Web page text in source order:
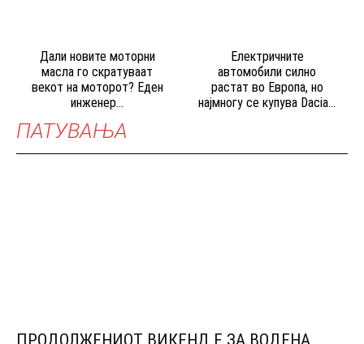
Дали новите моторни
масла го скратуваат
векот на моторот? Еден
инженер...
Електричните
автомобили силно
растат во Европа, но
најмногу се купува Dacia...
ПАТУВАЊА